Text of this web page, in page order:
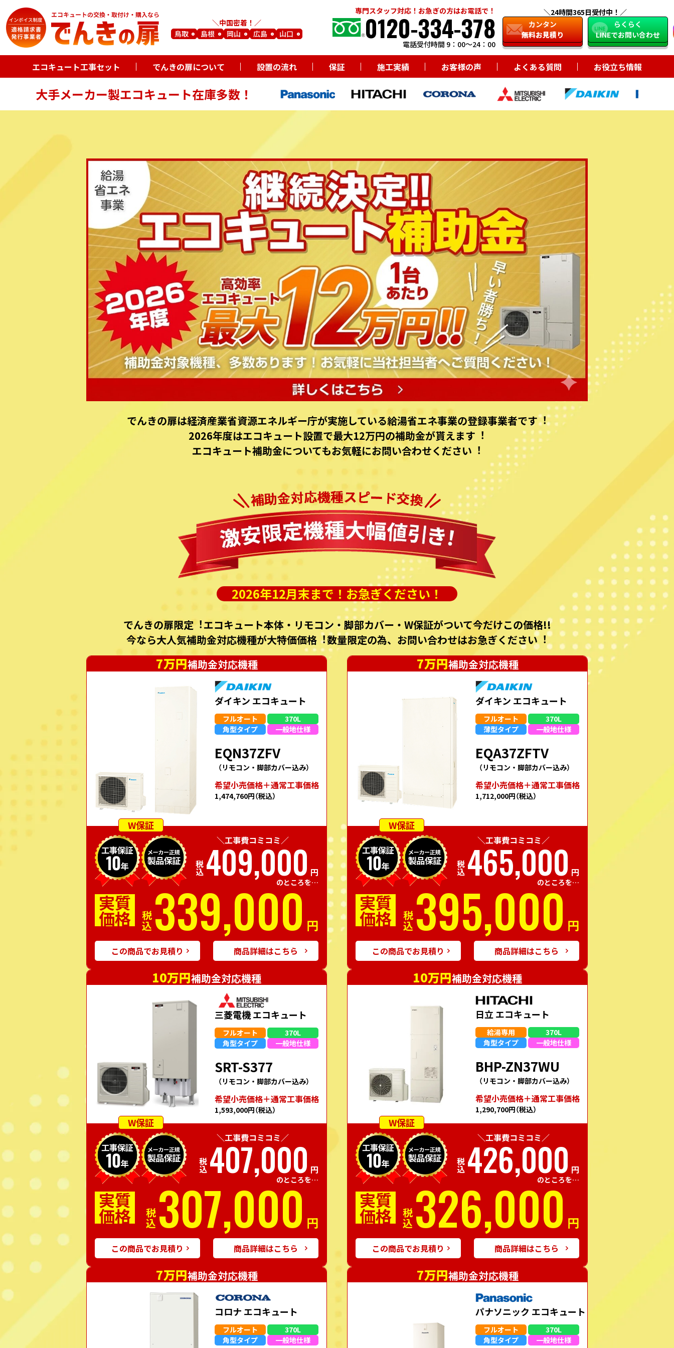
中国密着！
鳥取
島根 岡山 広島 山口
専門スタッフ対応！お急ぎの方はお電話で！
0120-334-378
電話受付時間 9：00～24：00
24時間365日受付中！
カンタン
無料お見積り
らくらく
LINEでお問い合わせ
エコキュート工事セット でんきの扉について 設置の流れ 保証 施工実績 お客様の声 よくある質問 お役立ち情報
大手メーカー製エコキュート在庫多数！
でんきの扉は経済産業省資源エネルギー庁が実施している給湯省エネ事業の登録事業者です︕
2026年度はエコキュート設置で最⼤12万円の補助⾦が貰えます︕
エコキュート補助⾦についてもお気軽にお問い合わせください︕
2026年12月末まで！お急ぎください！
でんきの扉限定︕エコキュート本体・リモコン・脚部カバー・W保証がついて今だけこの価格!!
今なら⼤⼈気補助⾦対応機種が⼤特価価格︕数量限定の為、お問い合わせはお急ぎください︕
7万円補助金対応機種
ダイキン エコキュート
フルオート
370L
角型タイプ 一般地仕様
EQN37ZFV
（リモコン・脚部カバー込み）
希望⼩売価格＋通常⼯事価格
1,474,760円（税込）
W保証
＼工事費コミコミ／
税込409,000 円
のところを…
実質
価格 税込339,000 円
この商品でお見積り 商品詳細はこちら
7万円補助金対応機種
ダイキン エコキュート
フルオート
370L
薄型タイプ 一般地仕様
EQA37ZFTV
（リモコン・脚部カバー込み）
希望⼩売価格＋通常⼯事価格
1,712,000円（税込）
W保証
＼工事費コミコミ／
税込465,000 円
のところを…
実質
価格 税込395,000 円
この商品でお見積り 商品詳細はこちら
10万円補助金対応機種
三菱電機 エコキュート
フルオート
370L
角型タイプ 一般地仕様
SRT-S377
（リモコン・脚部カバー込み）
希望⼩売価格＋通常⼯事価格
1,593,000円（税込）
W保証
＼工事費コミコミ／
税込407,000 円
のところを…
実質
価格 税込307,000 円
この商品でお見積り 商品詳細はこちら
10万円補助金対応機種
日立 エコキュート
給湯専用
370L
角型タイプ 一般地仕様
BHP-ZN37WU
（リモコン・脚部カバー込み）
希望⼩売価格＋通常⼯事価格
1,290,700円（税込）
W保証
＼工事費コミコミ／
税込426,000 円
のところを…
実質
価格 税込326,000 円
この商品でお見積り 商品詳細はこちら
7万円補助金対応機種
コロナ エコキュート
フルオート
370L
角型タイプ 一般地仕様
7万円補助金対応機種
パナソニック エコキュート
フルオート
370L
角型タイプ 一般地仕様
close